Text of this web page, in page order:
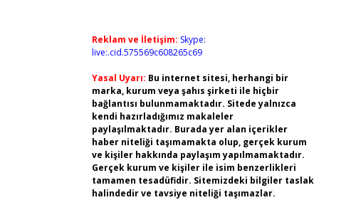
Reklam ve İletişim: Skype:
live:.cid.575569c608265c69
Yasal Uyarı: Bu internet sitesi, herhangi bir
marka, kurum veya şahıs şirketi ile hiçbir
bağlantısı bulunmamaktadır. Sitede yalnızca
kendi hazırladığımız makaleler
paylaşılmaktadır. Burada yer alan içerikler
haber niteliği taşımamakta olup, gerçek kurum
ve kişiler hakkında paylaşım yapılmamaktadır.
Gerçek kurum ve kişiler ile isim benzerlikleri
tamamen tesadüfidir. Sitemizdeki bilgiler taslak
halindedir ve tavsiye niteliği taşımazlar.